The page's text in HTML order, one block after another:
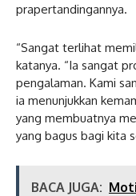
prapertandingannya.
“Sangat terlihat
katanya. “Ia sangat
pengalaman. Kami
ia menunjukkan
yang membuatnya
yang bagus bagi kita
BACA JUGA: